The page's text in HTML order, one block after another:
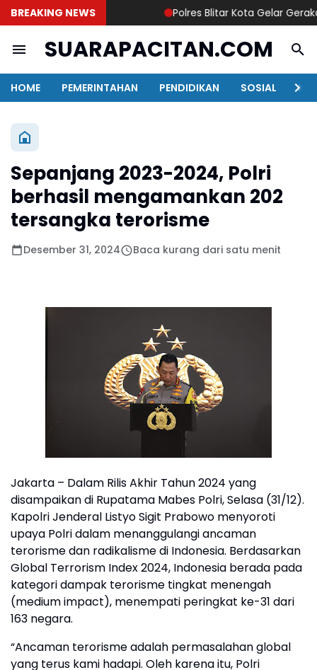
BREAKING NEWS Polres Blitar Kota Gelar Gerakan
SUARAPACITAN.COM
HOME PEMERINTAHAN PENDIDIKAN SOSIAL
Sepanjang 2023-2024, Polri
berhasil mengamankan 202
tersangka terorisme
Desember 31, 2024 Baca kurang dari satu menit
Jakarta – Dalam Rilis Akhir Tahun 2024 yang
disampaikan di Rupatama Mabes Polri, Selasa (31/12).
Kapolri Jenderal Listyo Sigit Prabowo menyoroti
upaya Polri dalam menanggulangi ancaman
terorisme dan radikalisme di Indonesia. Berdasarkan
Global Terrorism Index 2024, Indonesia berada pada
kategori dampak terorisme tingkat menengah
(medium impact), menempati peringkat ke-31 dari
163 negara.
“Ancaman terorisme adalah permasalahan global
yang terus kami hadapi. Oleh karena itu, Polri